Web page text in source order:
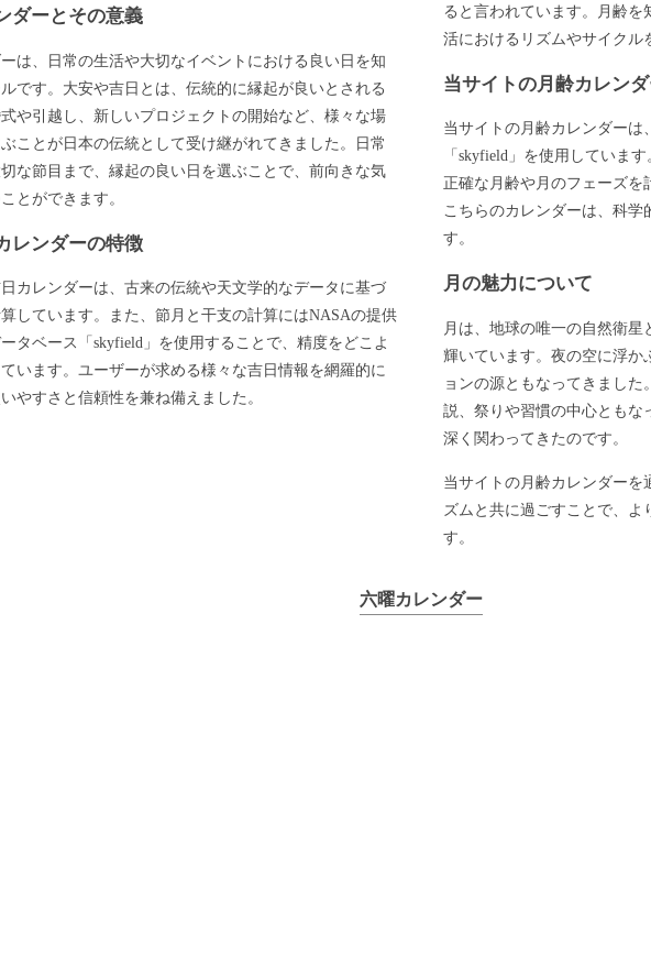
ダーとその意義
は、日常の生活や大切なイベントにおける良い日を知
です。大安や吉日とは、伝統的に縁起が良いとされる
や引越し、新しいプロジェクトの開始など、様々な場
ことが日本の伝統として受け継がれてきました。日常
な節目まで、縁起の良い日を選ぶことで、前向きな気
とができます。
レンダーの特徴
カレンダーは、古来の伝統や天文学的なデータに基づ
しています。また、節月と干支の計算にはNASAの提供
タベース「skyfield」を使用することで、精度をどこよ
います。ユーザーが求める様々な吉日情報を網羅的に
やすさと信頼性を兼ね備えました。
ると言われています。月齢
活におけるリズムやサイクル
当サイトの月齢カレン
当サイトの月齢カレンダーは
「skyfield」を使用していま
正確な月齢や月のフェーズを
こちらのカレンダーは、科学
す。
月の魅力について
月は、地球の唯一の自然衛
輝いています。夜の空に浮か
ョンの源ともなってきまし
説、祭りや習慣の中心ともな
深く関わってきたのです。
当サイトの月齢カレンダーを
ズムと共に過ごすことで、
す。
六曜カレンダー